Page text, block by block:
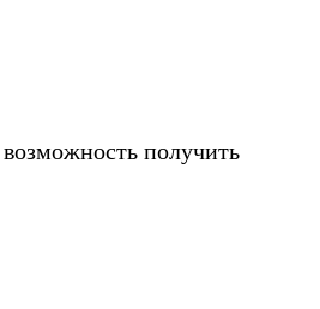
возможность получить